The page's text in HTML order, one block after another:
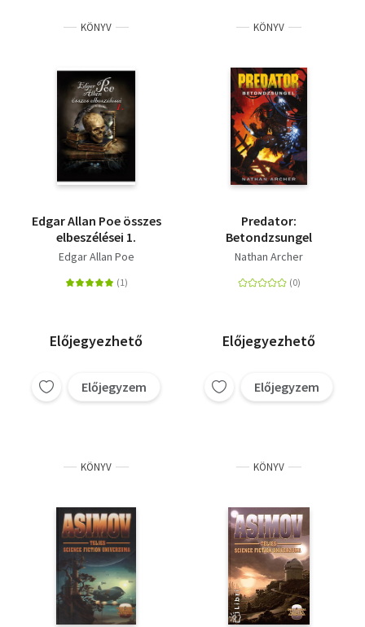
KÖNYV
Edgar Allan Poe összes
elbeszélései 1.
Edgar Allan Poe
Előjegyezhető
Előjegyzem
KÖNYV
Predator:
Betondzsungel
Nathan Archer
Előjegyezhető
Előjegyzem
KÖNYV KÖNYV